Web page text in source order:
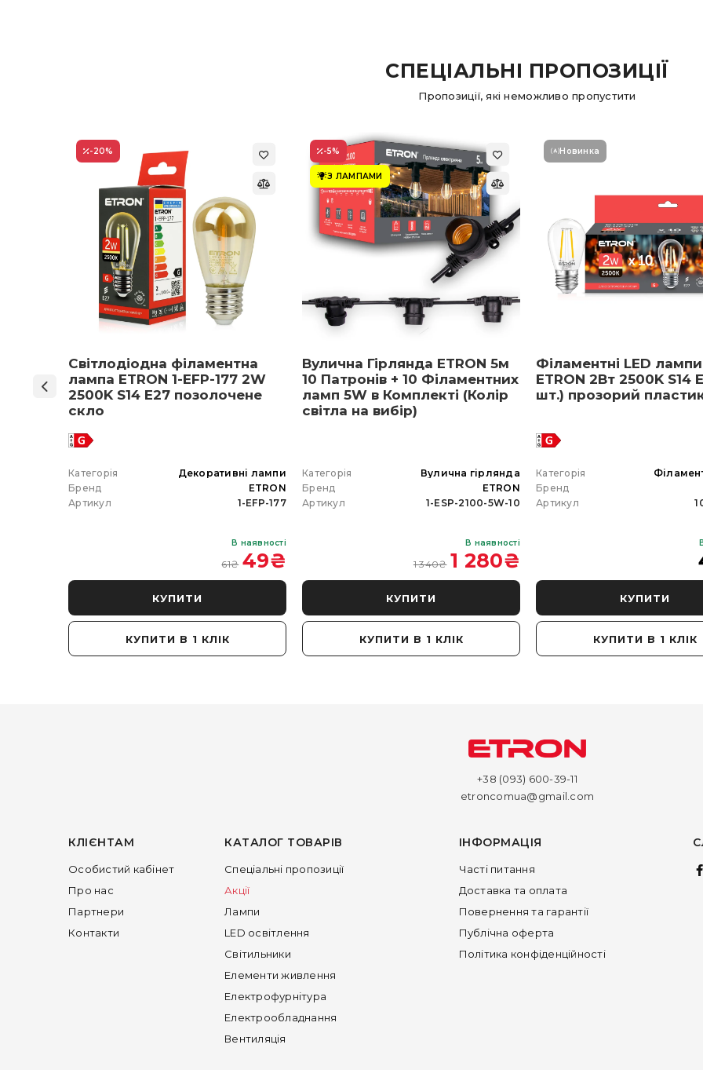
СПЕЦІАЛЬНІ ПРОПОЗИЦІЇ
Пропозиції, які неможливо пропустити
-20%
Світлодіодна філаментна
лампа ETRON 1-EFP-177 2W
2500K S14 E27 позолочене
скло
Категорія
Декоративні лампи
Бренд
ETRON
Артикул
1-EFP-177
В наявності
61₴ 49₴
КУПИТИ
КУПИТИ В 1 КЛІК
-5%
З ЛАМПАМИ
Вулична Гірлянда ETRON 5м
10 Патронів + 10 Філаментних
ламп 5W в Комплекті (Колір
світла на вибір)
Категорія
Вулична гірлянда
Бренд
ETRON
Артикул
1-ESP-2100-5W-10
В наявності
1 340₴ 1 280₴
КУПИТИ
КУПИТИ В 1 КЛІК
Новинка
Філаментні LED лампи
ETRON 2Вт 2500K S14
шт.) прозорий
Категорія
Бренд
Артикул
КУПИТИ
КУПИТИ В 1 КЛІК
+38 (093) 600-39-11
etroncomua@gmail.com
КЛІЄНТАМ
Особистий кабінет
Про нас
Партнери
Контакти
КАТАЛОГ ТОВАРІВ
Спеціальні пропозиції
Акції
Лампи
LED освітлення
Світильники
Елементи живлення
Електрофурнітура
Електрообладнання
Вентиляція
ІНФОРМАЦІЯ
Часті питання
Доставка та оплата
Повернення та гарантії
Публічна оферта
Політика конфіденційності